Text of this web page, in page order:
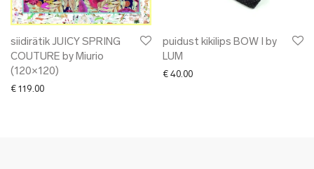
siidirätik JUICY SPRING
COUTURE by Miurio
(120×120)
€ 119.00
puidust kikilips BOW I by
LUM
€ 40.00